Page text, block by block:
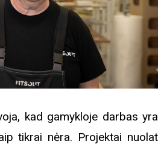
kad gamykloje darbas yra
tikrai nėra. Projektai nuolat